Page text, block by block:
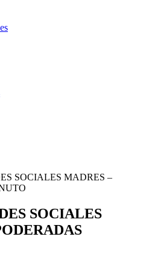
SOCIALES MADRES –
SOCIALES